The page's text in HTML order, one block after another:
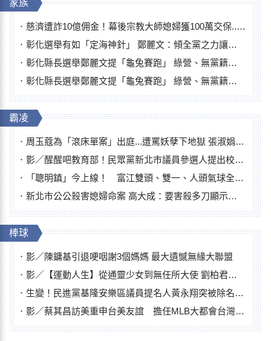
家族
慈濟遭詐10億佣金！幕後宗教大師媳婦獲100萬交保...快步奔離不發一語
彰化選舉有如「定海神針」 鄭麗文：傾全黨之力讓彰化贏
彰化縣長選舉鄭麗文提「龜兔賽跑」 綠營、無黨籍忙否認是烏龜
彰化縣長選舉鄭麗文提「龜兔賽跑」 綠營、無黨籍忙否認是烏龜
霸凌
周玉蔻為「滾床單案」出庭...遭罵妖孽下地獄 張淑娟批：舌頭殺人有罪
影／醒醒吧教育部！民眾黨新北市議員參選人提出校園反毒防線升級政見
「聰明鎮」今上線！ 富江雙頭、雙一、人頭氣球全登場
新北市公公殺害媳婦命案 高大成：要害殺多刀顯示怨恨深
棒球
影／陳鏞基引退哽咽謝3個媽媽 最大遺憾無緣大聯盟
影／【運動人生】從通靈少女到無任所大使 劉柏君女裁判人生國際發光
生變！民進黨基隆安樂區議員提名人黃永翔突被除名 將另提他人
影／蔡其昌訪美重申台美友誼 擔任MLB大都會台灣日開球嘉賓